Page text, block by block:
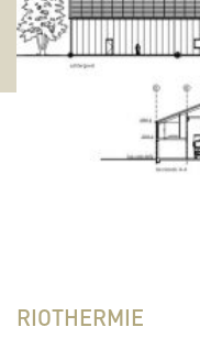
RIOTHERMIE